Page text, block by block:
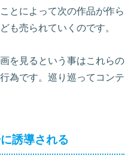
とによって次の作品が作ら
も売られていくのです。
を見るという事はこれらの
為です。巡り巡ってコンテ
誘導される